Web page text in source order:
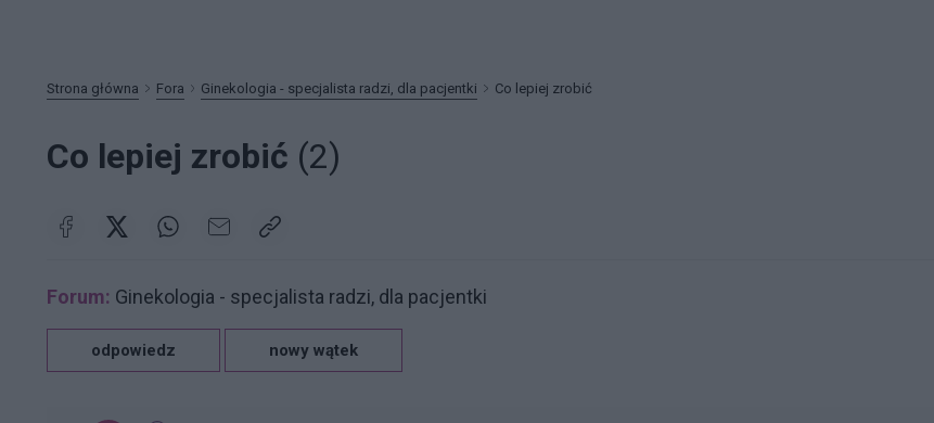
Strona główna Fora Ginekologia - specjalista radzi, dla pacjentki Co lepiej zrobić
Co lepiej zrobić (2)
Forum: Ginekologia - specjalista radzi, dla pacjentki
odpowiedz nowy wątek